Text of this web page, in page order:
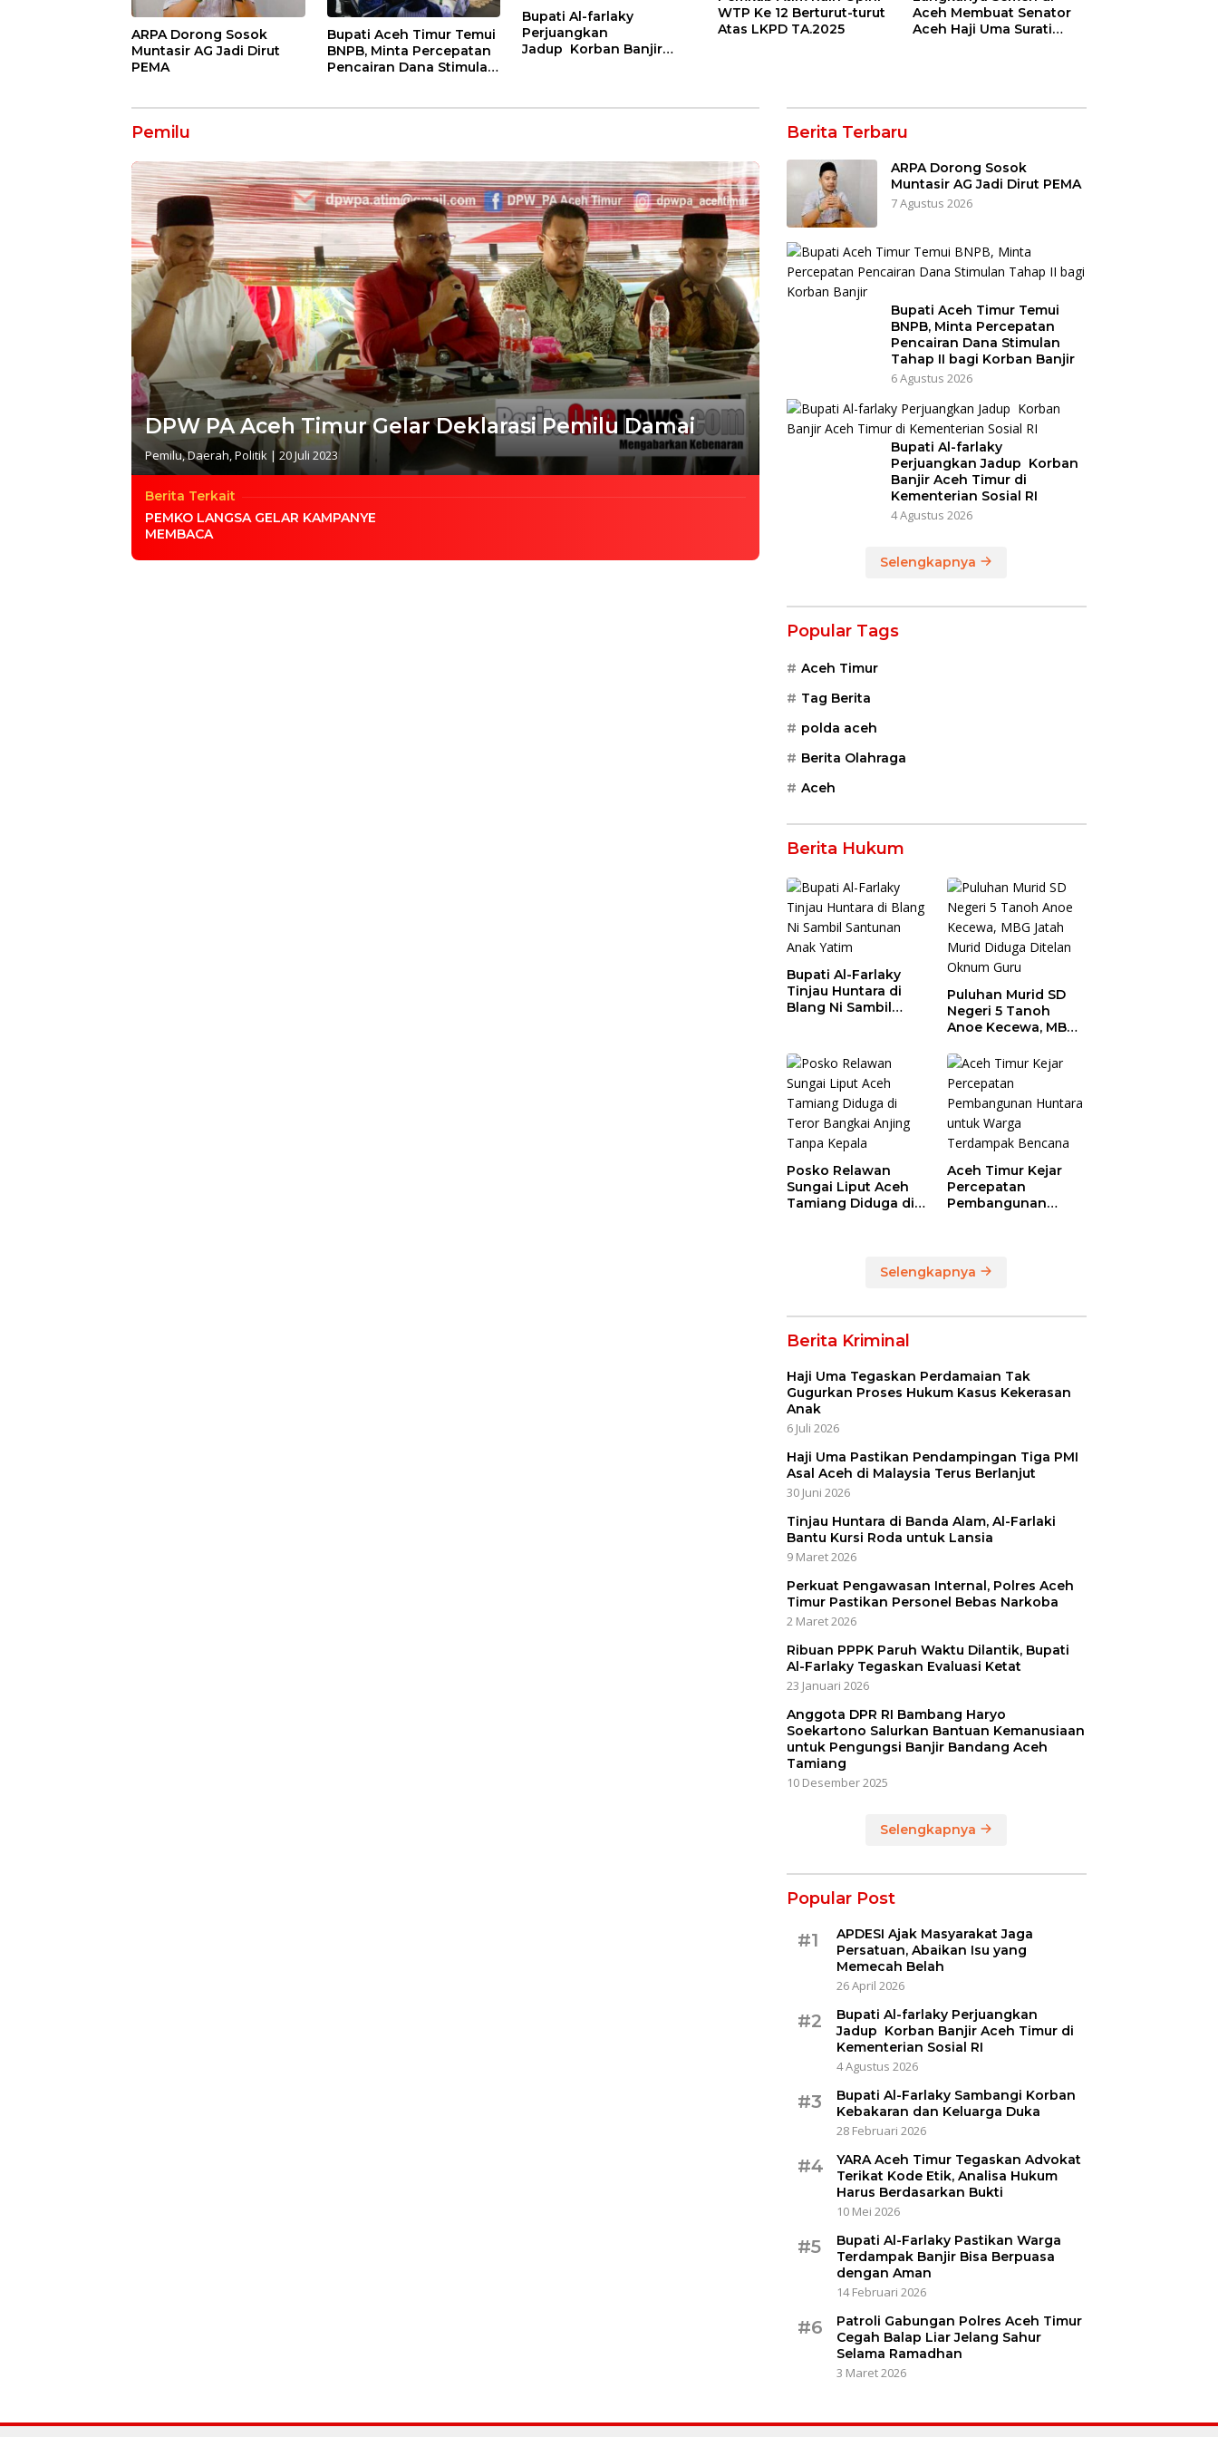
ARPA Dorong Sosok
Muntasir AG Jadi Dirut
PEMA
Bupati Aceh Timur Temui
BNPB, Minta Percepatan
Pencairan Dana Stimulan
Bupati Al-farlaky
Perjuangkan
Jadup Korban Banjir
WTP Ke 12 Berturut-turut
Atas LKPD TA.2025
Aceh Membuat Senator
Aceh Haji Uma Surati
Pemilu
DPW PA Aceh Timur Gelar Deklarasi Pemilu Damai
Pemilu,Daerah,Politik | 20 Juli 2023
Berita Terkait
PEMKO LANGSA GELAR KAMPANYE
MEMBACA
Berita Terbaru
ARPA Dorong Sosok
Muntasir AG Jadi Dirut PEMA
7 Agustus 2026
Bupati Aceh Timur Temui
BNPB, Minta Percepatan
Pencairan Dana Stimulan
Tahap II bagi Korban Banjir
6 Agustus 2026
Bupati Al-farlaky
Perjuangkan Jadup Korban
Banjir Aceh Timur di
Kementerian Sosial RI
4 Agustus 2026
Selengkapnya
Popular Tags
Aceh Timur
Tag Berita
polda aceh
Berita Olahraga
Aceh
Berita Hukum
Bupati Al-Farlaky
Tinjau Huntara di
Blang Ni Sambil
Puluhan Murid SD
Negeri 5 Tanoh
Anoe Kecewa, MBG
Ditelan Oknum Guru
Posko Relawan
Sungai Liput Aceh
Tamiang Diduga di
Aceh Timur Kejar
Percepatan
Pembangunan
Selengkapnya
Berita Kriminal
Haji Uma Tegaskan Perdamaian Tak
Gugurkan Proses Hukum Kasus Kekerasan
Anak
6 Juli 2026
Haji Uma Pastikan Pendampingan Tiga PMI
Asal Aceh di Malaysia Terus Berlanjut
30 Juni 2026
Tinjau Huntara di Banda Alam, Al-Farlaki
Bantu Kursi Roda untuk Lansia
9 Maret 2026
Perkuat Pengawasan Internal, Polres Aceh
Timur Pastikan Personel Bebas Narkoba
2 Maret 2026
Ribuan PPPK Paruh Waktu Dilantik, Bupati
Al-Farlaky Tegaskan Evaluasi Ketat
23 Januari 2026
Anggota DPR RI Bambang Haryo
Soekartono Salurkan Bantuan Kemanusiaan
untuk Pengungsi Banjir Bandang Aceh
Tamiang
10 Desember 2025
Selengkapnya
Popular Post
#1
APDESI Ajak Masyarakat Jaga
Persatuan, Abaikan Isu yang
Memecah Belah
26 April 2026
#2
Bupati Al-farlaky Perjuangkan
Jadup Korban Banjir Aceh Timur di
Kementerian Sosial RI
4 Agustus 2026
#3
Bupati Al-Farlaky Sambangi Korban
Kebakaran dan Keluarga Duka
28 Februari 2026
#4
YARA Aceh Timur Tegaskan Advokat
Terikat Kode Etik, Analisa Hukum
Harus Berdasarkan Bukti
10 Mei 2026
#5
Bupati Al-Farlaky Pastikan Warga
Terdampak Banjir Bisa Berpuasa
dengan Aman
14 Februari 2026
#6
Patroli Gabungan Polres Aceh Timur
Cegah Balap Liar Jelang Sahur
Selama Ramadhan
3 Maret 2026